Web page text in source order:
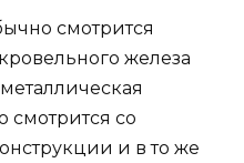
смотрится
железа
смотрится со
и в то же